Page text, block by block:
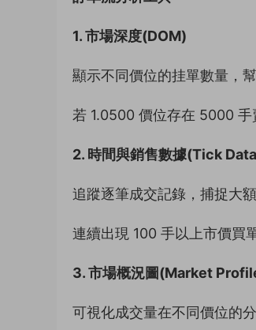
1. 市場深度(DOM)
顯示不同價位的挂單數量，
若 1.0500 價位存在 5000 手
2. 時間與銷售數據(Tick
追蹤逐筆成交記錄，捕捉大
連續出現 100 手以上市價買
3. 市場概況圖(Market
可視化成交量在不同價位的